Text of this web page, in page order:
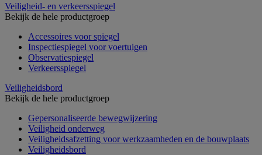
Veiligheid- en verkeersspiegel
Bekijk de hele productgroep
Accessoires voor spiegel
Inspectiespiegel voor voertuigen
Observatiespiegel
Verkeersspiegel
Veiligheidsbord
Bekijk de hele productgroep
Gepersonaliseerde bewegwijzering
Veiligheid onderweg
Veiligheidsafzetting voor werkzaamheden en de bouwplaats
Veiligheidsbord